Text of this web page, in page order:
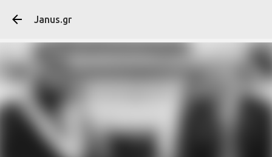
Janus.gr